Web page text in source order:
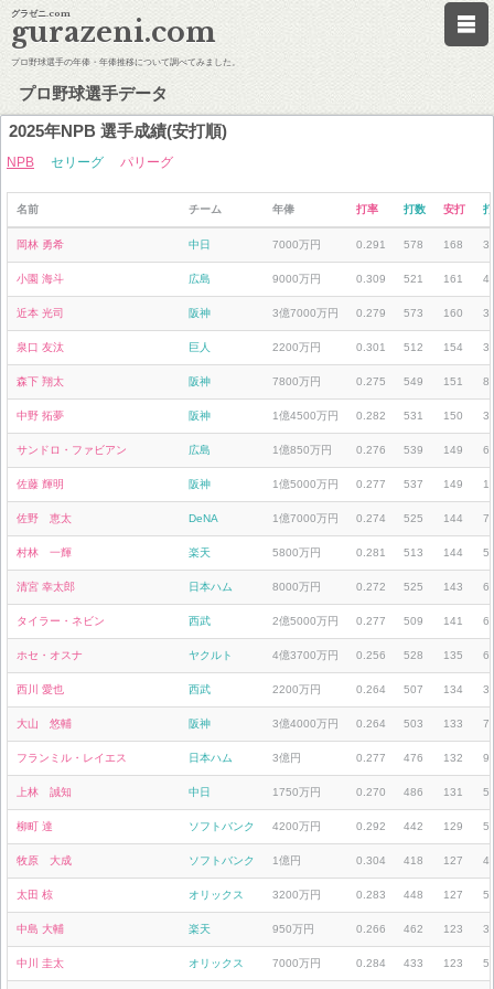
グラゼニ.com
gurazeni.com
プロ野球選手の年俸・年俸推移について調べてみました。
プロ野球選手データ
2025年NPB 選手成績(安打順)
NPB セリーグ パリーグ
名前 チーム 年俸 打率 打数 安打
岡林 勇希 中日 7000万円 0.291 578 168
小園 海斗 広島 9000万円 0.309 521 161
近本 光司 阪神 3億7000万円 0.279 573 160
泉口 友汰 巨人 2200万円 0.301 512 154
森下 翔太 阪神 7800万円 0.275 549 151
中野 拓夢 阪神 1億4500万円 0.282 531 150
サンドロ・ファビアン 広島 1億850万円 0.276 539 149
佐藤 輝明 阪神 1億5000万円 0.277 537 149
佐野 恵太 DeNA 1億7000万円 0.274 525 144
村林 一輝 楽天 5800万円 0.281 513 144
清宮 幸太郎 日本ハム 8000万円 0.272 525 143
タイラー・ネビン 西武 2億5000万円 0.277 509 141
ホセ・オスナ ヤクルト 4億3700万円 0.256 528 135
西川 愛也 西武 2200万円 0.264 507 134
大山 悠輔 阪神 3億4000万円 0.264 503 133
フランミル・レイエス 日本ハム 3億円 0.277 476 132
上林 誠知 中日 1750万円 0.270 486 131
柳町 達 ソフトバンク 4200万円 0.292 442 129
牧原 大成 ソフトバンク 1億円 0.304 418 127
太田 椋 オリックス 3200万円 0.283 448 127
中島 大輔 楽天 950万円 0.266 462 123
中川 圭太 オリックス 7000万円 0.284 433 123